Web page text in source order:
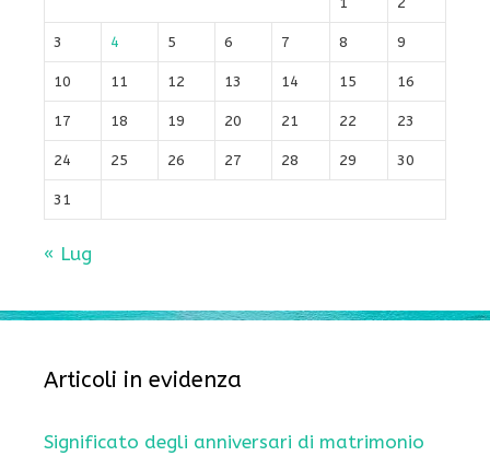
3 4 5 6 7 8 9
10 11 12 13 14 15 16
17 18 19 20 21 22 23
24 25 26 27 28 29 30
31
« Lug
Articoli in evidenza
Significato degli anniversari di matrimonio